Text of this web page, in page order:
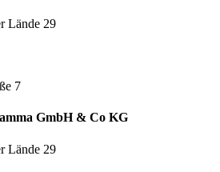
Lände 29
7
GmbH & Co KG
Lände 29